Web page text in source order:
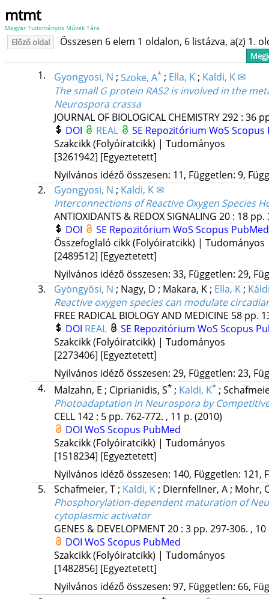
mtmt
Magyar Tudományos Művek Tára
Előző oldal Összesen 6 elem 1 oldalon, 6 listázva, a(z) 1.
1. Gyongyosi, N ; Szoke, A* ; Ella, K; Kaldi, K ✉
The small G protein RAS2 is involved in the
Neurospora crassa
JOURNAL OF BIOLOGICAL CHEMISTRY292: 36
DOI
REAL SE Repozitórium WoS Scopus
Szakcikk (Folyóiratcikk) | Tudományos
[3261942] [Egyeztetett]
Nyilvános idéző összesen: 11, Független: 9,
2.
Gyongyosi, N ; Kaldi, K ✉
Interconnections of Reactive Oxygen Species
ANTIOXIDANTS & REDOX SIGNALING 20: 18 pp.
DOI
SE Repozitórium WoS Scopus PubMed
Összefoglaló cikk (Folyóiratcikk) | Tudományos
[2489512] [Egyeztetett]
Nyilvános idéző összesen: 33, Független: 29,
3.
Gyöngyösi, N ; Nagy, D ; Makara, K ; Ella, K ;
Reactive oxygen species can modulate
FREE RADICAL BIOLOGY AND MEDICINE 58 pp.
DOI REAL SE Repozitórium WoS Scopus
Szakcikk (Folyóiratcikk) | Tudományos
[2273406] [Egyeztetett]
Nyilvános idéző összesen: 29, Független: 23,
4.
Malzahn, E ; Ciprianidis, S* ; Kaldi, K* ;
Photoadaptation in Neurospora by
CELL 142: 5 pp. 762-772. , 11 p. (2010)
DOI WoS Scopus PubMed
Szakcikk (Folyóiratcikk) | Tudományos
[1518234] [Egyeztetett]
Nyilvános idéző összesen: 140, Független: 121,
5.
Schafmeier, T ; Kaldi, K ; Diernfellner, A ; Mohr,
Phosphorylation-dependent maturation of
cytoplasmic activator
GENES & DEVELOPMENT20: 3 pp. 297-306. ,
DOI WoS Scopus PubMed
Szakcikk (Folyóiratcikk) | Tudományos
[1482856] [Egyeztetett]
Nyilvános idéző összesen: 97, Független: 66,